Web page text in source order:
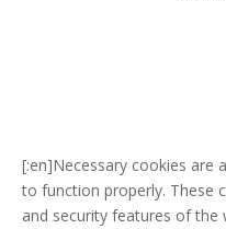
[:en]Necessary cookies are
to function properly. These
and security features of the